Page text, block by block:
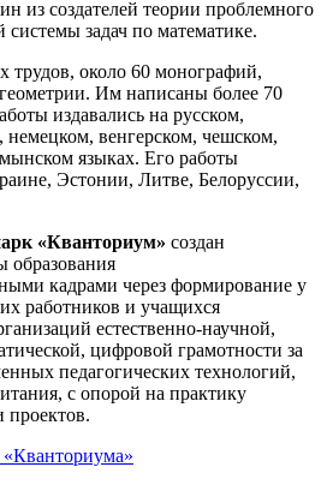
из создателей теории проблемного
задач по математике.
трудов, около 60 монографий,
Им написаны более 70
издавались на русском,
немецком, венгерском, чешском,
языках. Его работы
Эстонии, Литве, Белоруссии,
«Кванториум» создан
образования
кадрами через формирование у
работников и учащихся
естественно-научной,
цифровой грамотности за
педагогических технологий,
с опорой на практику
проектов.
«Кванториума»